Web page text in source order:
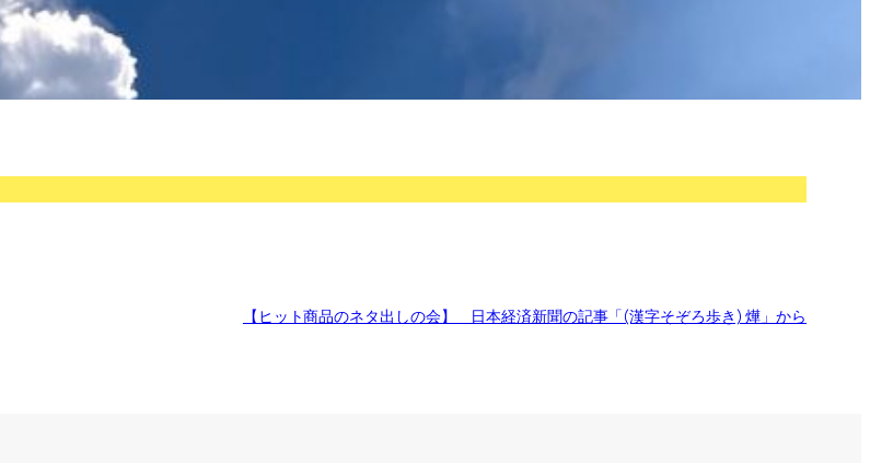
【ヒット商品のネタ出しの会】 日本経済新聞の記事「(漢字そぞろ歩き) 燁」から